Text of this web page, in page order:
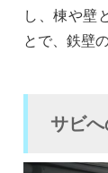
し、棟や壁
とで、鉄壁
サビ